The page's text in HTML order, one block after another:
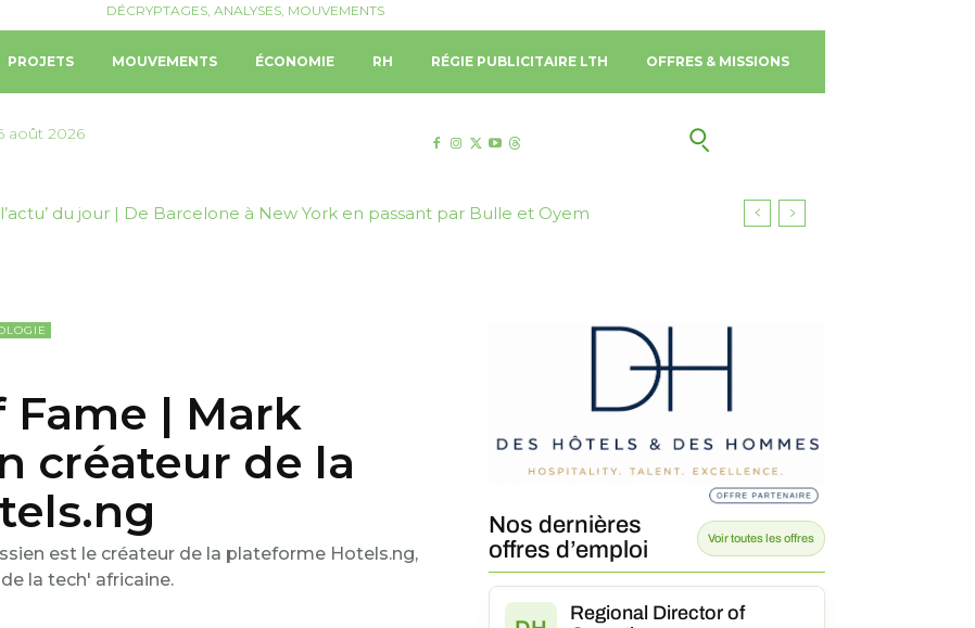
DÉCRYPTAGES, ANALYSES, MOUVEMENTS
PROJETS MOUVEMENTS ÉCONOMIE RH RÉGIE PUBLICITAIRE LTH OFFRES & MISSIONS
août 2026
du jour | De Barcelone à New York en passant par Bulle et Oyem
Fame | Mark
créateur de la
est le créateur de la plateforme Hotels.ng,
la tech' africaine.
Nos dernières
offres d’emploi
Voir toutes les offres
Regional Director of